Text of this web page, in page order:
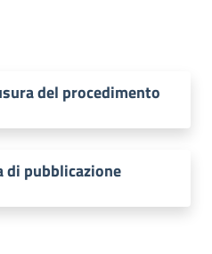
del procedimento
di pubblicazione